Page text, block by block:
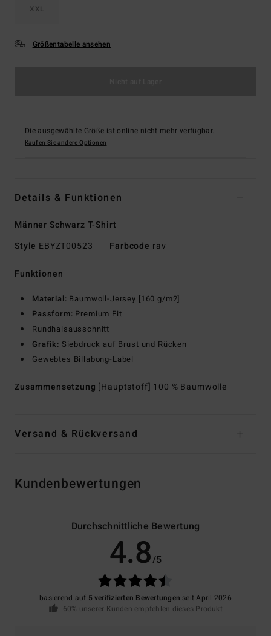
XXL
Größentabelle ansehen
Die ausgewählte Größe ist online nicht mehr verfügbar.
Kaufen Sie andere Optionen
Details & Funktionen
Männer Schwarz T-Shirt
Style EBYZT00523 Farbcode rav
Funktionen
Material: Baumwoll-Jersey [160 g/m2]
Passform: Premium Fit
Rundhalsausschnitt
Grafik: Siebdruck auf Brust und Rücken
Gewebtes Billabong-Label
Zusammensetzung [Hauptstoff] 100 % Baumwolle
Versand & Rückversand
Kundenbewertungen
Durchschnittliche Bewertung
4.8/5
basierend auf 5 verifizierten Bewertungen seit April 2026
60% unserer Kunden empfehlen dieses Produkt